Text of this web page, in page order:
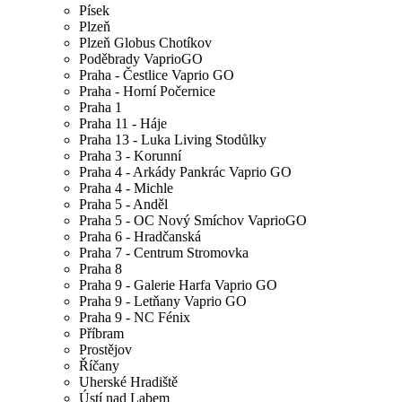
Písek
Plzeň
Plzeň Globus Chotíkov
Poděbrady VaprioGO
Praha - Čestlice Vaprio GO
Praha - Horní Počernice
Praha 1
Praha 11 - Háje
Praha 13 - Luka Living Stodůlky
Praha 3 - Korunní
Praha 4 - Arkády Pankrác Vaprio GO
Praha 4 - Michle
Praha 5 - Anděl
Praha 5 - OC Nový Smíchov VaprioGO
Praha 6 - Hradčanská
Praha 7 - Centrum Stromovka
Praha 8
Praha 9 - Galerie Harfa Vaprio GO
Praha 9 - Letňany Vaprio GO
Praha 9 - NC Fénix
Příbram
Prostějov
Říčany
Uherské Hradiště
Ústí nad Labem